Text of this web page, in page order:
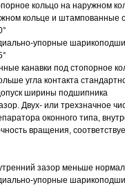
кольцо на наружном
кольце и штампованные
упорные
канавки под стопорное
угла контакта
ширины подшипника
Двух- или трехзначное
оконного типа,
вращения,
зазор меньше
упорные